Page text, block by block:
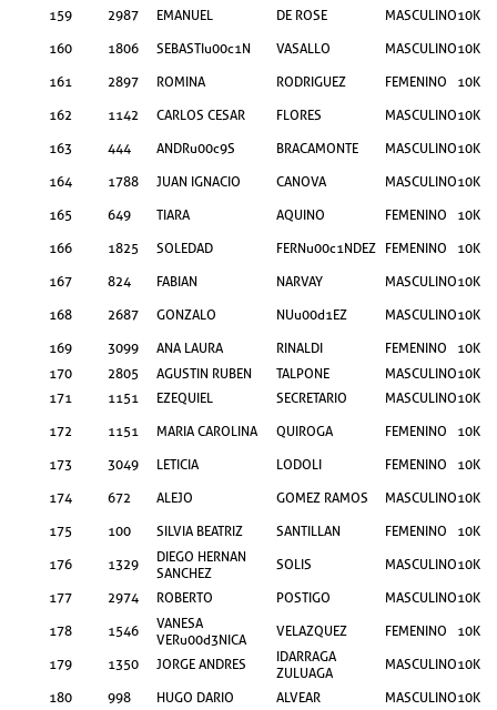
159
2987 EMANUEL DE ROSE MASCULINO10KM
160
1806 SEBASTIu00c1N VASALLO MASCULINO10KM
161
2897 ROMINA RODRIGUEZ FEMENINO
10KM
162
1142 CARLOS CESAR FLORES MASCULINO10KM
163
444 ANDRu00c9S BRACAMONTE MASCULINO10KM
164
1788 JUAN IGNACIO CANOVA MASCULINO10KM
165
649 TIARA AQUINO FEMENINO
10KM
166
1825 SOLEDAD FERNu00c1NDEZ FEMENINO
10KM
167
824 FABIAN NARVAY MASCULINO10KM
168
2687 GONZALO NUu00d1EZ MASCULINO10KM
169
3099 ANA LAURA RINALDI FEMENINO
10KM
170
2805 AGUSTIN RUBEN TALPONE MASCULINO10KM
171
1151 EZEQUIEL SECRETARIO MASCULINO10KM
172
1151 MARIA CAROLINA QUIROGA FEMENINO
10KM
173
3049 LETICIA LODOLI FEMENINO
10KM
174
672 ALEJO GOMEZ RAMOS MASCULINO10KM
175
100 SILVIA BEATRIZ SANTILLAN FEMENINO
10KM
176
1329
DIEGO HERNAN
SANCHEZ
SOLIS MASCULINO10KM
177
2974 ROBERTO POSTIGO MASCULINO10KM
178
1546
VANESA
VERu00d3NICA
VELAZQUEZ FEMENINO
10KM
179
1350 JORGE ANDRES
IDARRAGA
ZULUAGA
MASCULINO10KM
180
998 HUGO DARIO ALVEAR MASCULINO10KM